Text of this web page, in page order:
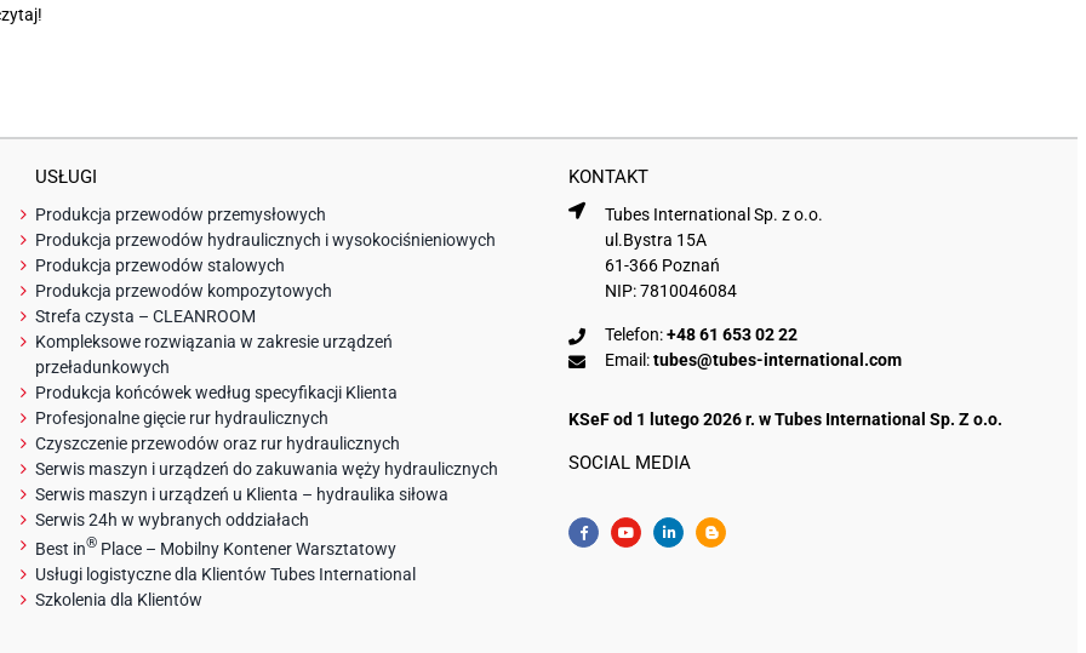
USŁUGI KONTAKT
Produkcja przewodów przemysłowych
Produkcja przewodów hydraulicznych i wysokociśnieniowych
Produkcja przewodów stalowych
Produkcja przewodów kompozytowych
Strefa czysta – CLEANROOM
Kompleksowe rozwiązania w zakresie urządzeń
przeładunkowych
Produkcja końcówek według specyfikacji Klienta
Profesjonalne gięcie rur hydraulicznych
Czyszczenie przewodów oraz rur hydraulicznych
Serwis maszyn i urządzeń do zakuwania węży hydraulicznych
Serwis maszyn i urządzeń u Klienta – hydraulika siłowa
Serwis 24h w wybranych oddziałach
Best in® Place – Mobilny Kontener Warsztatowy
Usługi logistyczne dla Klientów Tubes International
Szkolenia dla Klientów
Tubes International Sp. z o.o.
ul.Bystra 15A
61-366 Poznań
NIP: 7810046084
Telefon:+48 61 653 02 22
Email:tubes@tubes-international.com
KSeF od 1 lutego 2026 r. w Tubes International Sp. Z o.o.
SOCIAL MEDIA